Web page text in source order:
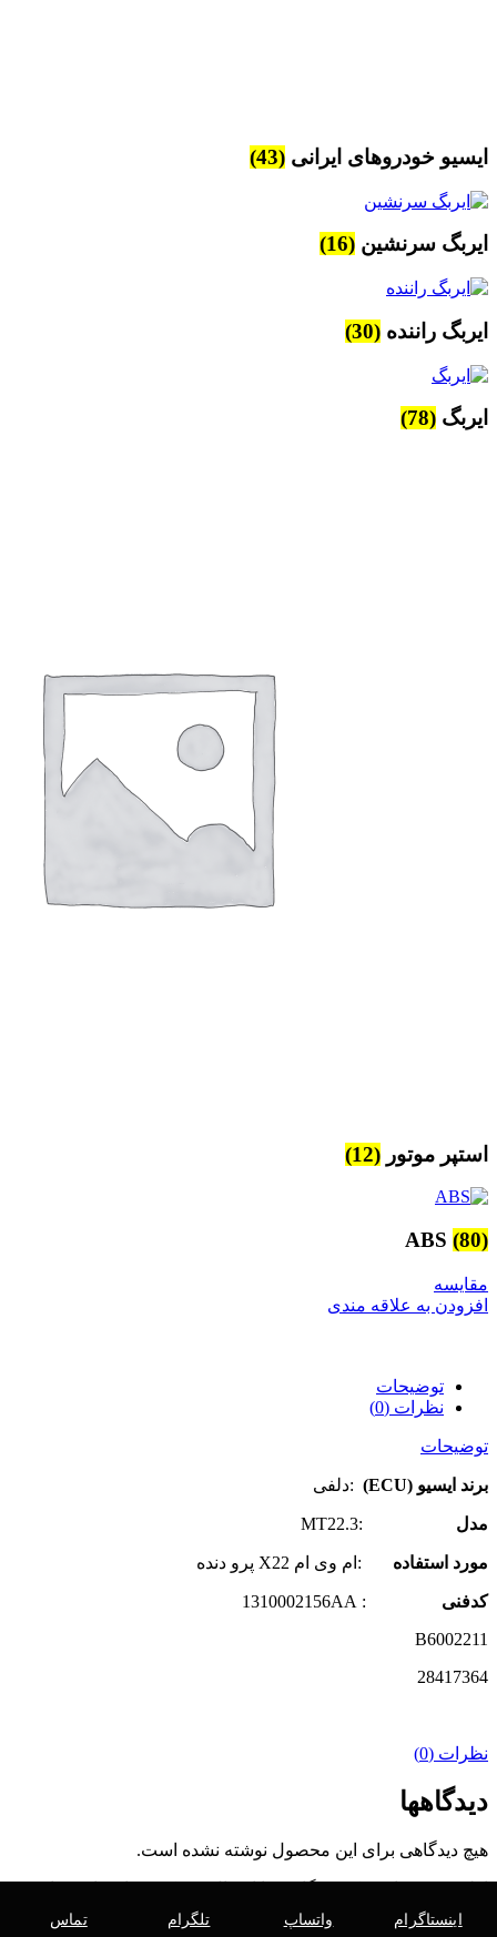
ایسیو خودروهای ایرانی (43)
ایربگ سرنشین (16)
ایربگ راننده (30)
ایربگ (78)
استپر موتور (12)
ABS (80)
مقایسه
افزودن به علاقه مندی
توضیحات
نظرات (0)
توضیحات
برند ایسیو (ECU) :دلفی
مدل :MT22.3
مورد استفاده :ام وی ام X22 پرو دنده
کدفنی
: 1310002156AA
B6002211
28417364
نظرات (0)
دیدگاهها
هیچ دیدگاهی برای این محصول نوشته نشده است.
اینستاگرام واتساپ تلگرام تماس